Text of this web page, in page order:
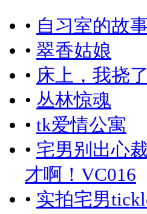
• 自习室的故
• 翠香姑娘
• 床上，我挠
• 丛林惊魂
• tk爱情公寓
• 宅男别出心
才啊！VC016
• 实拍宅男